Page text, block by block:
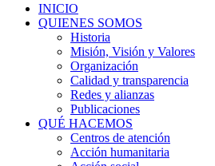
INICIO
QUIENES SOMOS
Historia
Misión, Visión y Valores
Organización
Calidad y transparencia
Redes y alianzas
Publicaciones
QUÉ HACEMOS
Centros de atención
Acción humanitaria